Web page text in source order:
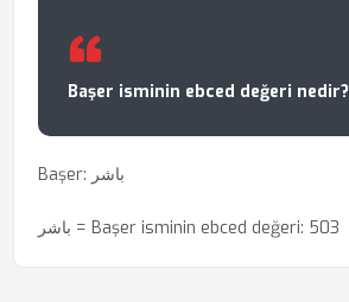
Başer isminin ebced değeri nedir?
Başer: باشر
باشر = Başer isminin ebced değeri: 503